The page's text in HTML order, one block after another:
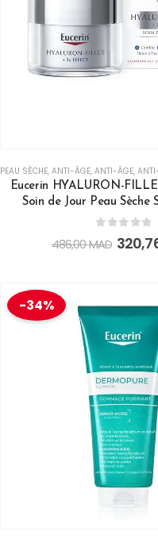
PEAU SÈCHE, ANTI-ÂGE, ANTI-ÂGE,
Eucerin HYALURON-
Soin de Jour Peau Sèche
out of 5
486,00MAD
-34%